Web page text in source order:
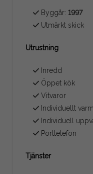
Byggår:1997
Utmärkt skick
Utrustning
Inredd
Öppet kök
Vitvaror
Individuellt
Individuell
Porttelefon
Tjänster